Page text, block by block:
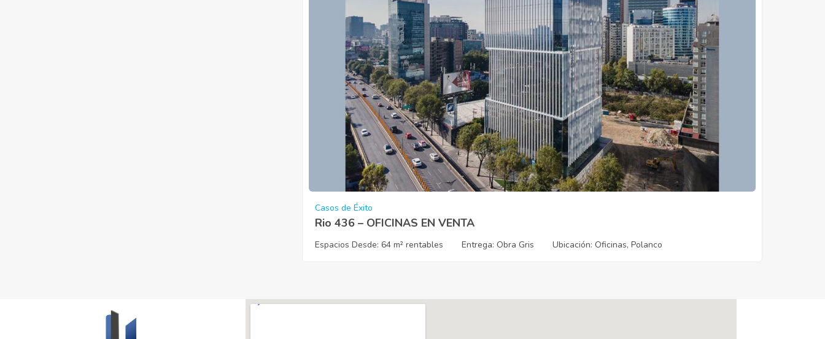
Casos de Éxito
Rio 436 – OFICINAS EN VENTA
Espacios Desde: 64 m² rentables Entrega: Obra Gris Ubicación: Oficinas, Polanco